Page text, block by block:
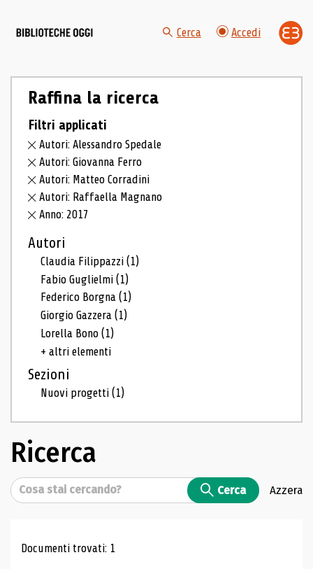
Cerca Accedi
Raffina la ricerca
Filtri applicati
Autori: Alessandro Spedale
Autori: Giovanna Ferro
Autori: Matteo Corradini
Autori: Raffaella Magnano
Anno: 2017
Autori
Claudia Filippazzi(1)
Fabio Guglielmi(1)
Federico Borgna(1)
Giorgio Gazzera(1)
Lorella Bono(1)
+ altri elementi
Sezioni
Nuovi progetti(1)
Ricerca
Cerca Cerca Azzera
Risultati di ricerca
Documenti trovati: 1